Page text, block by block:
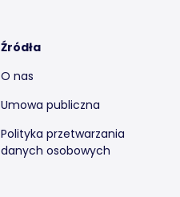
Źródła
O nas
Umowa publiczna
Polityka przetwarzania
danych osobowych